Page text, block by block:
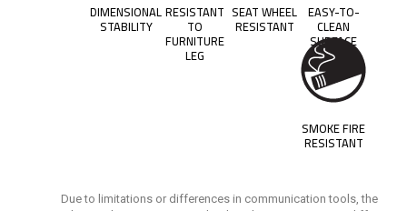
EASY-TO-
CLEAN
SURFACE
SEAT WHEEL
RESISTANT
RESISTANT
TO
FURNITURE
LEG
DIMENSIONAL
STABILITY
SMOKE FIRE
RESISTANT
Due to limitations or differences in communication tools, the